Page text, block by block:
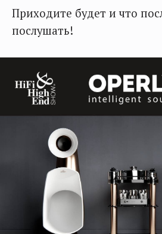
Приходите будет и что
послушать!